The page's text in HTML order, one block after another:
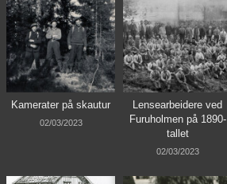
Kamerater på skautur
02/03/2023
Lensearbeidere ved
Furuholmen på 1890-
tallet
02/03/2023